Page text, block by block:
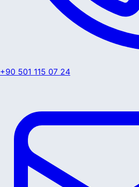
+90 501 115 07 24